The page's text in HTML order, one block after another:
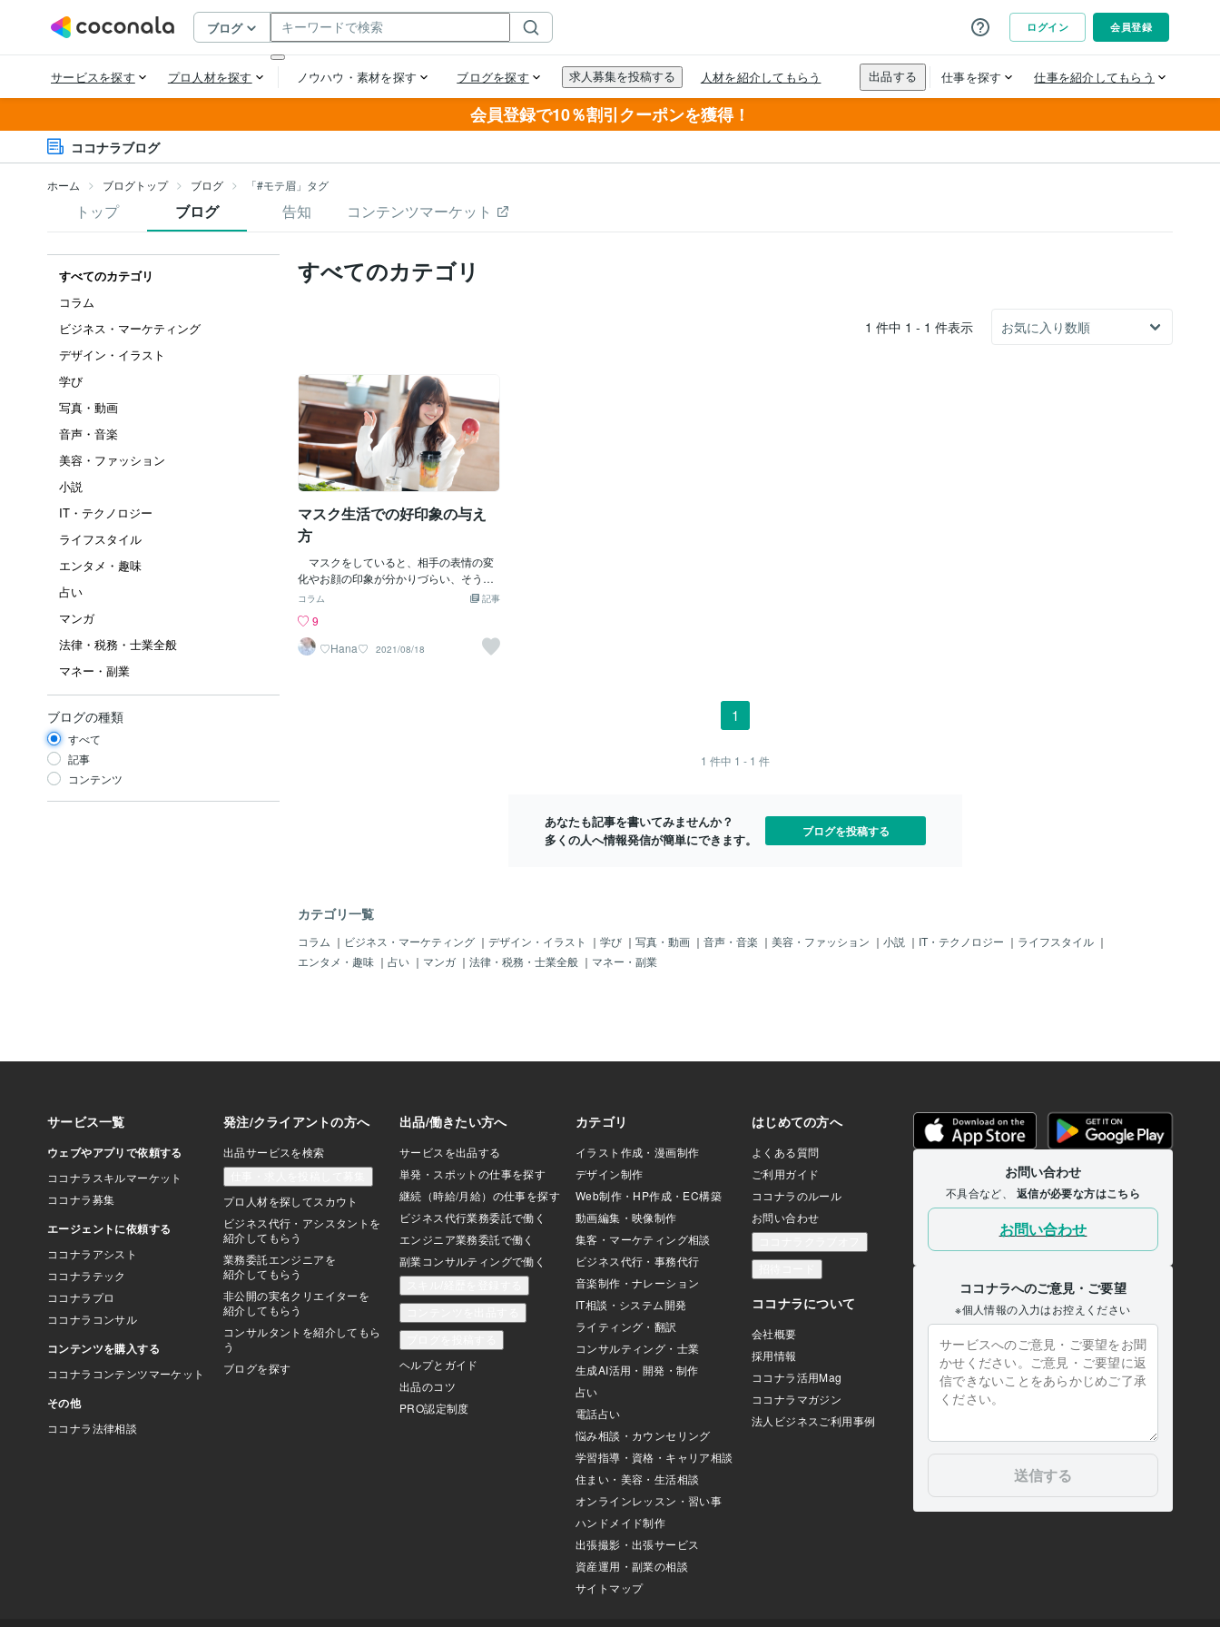
会員登録で10％割引クーポンを獲得！
ココナラブログ
ホーム ブログトップ ブログ 「#モテ眉」タグ
トップ ブログ 告知 コンテンツマーケット
すべてのカテゴリ
コラム
ビジネス・マーケティング
デザイン・イラスト
学び
写真・動画
音声・音楽
美容・ファッション
小説
IT・テクノロジー
ライフスタイル
エンタメ・趣味
占い
マンガ
法律・税務・士業全般
マネー・副業
ブログの種類
すべて
記事
コンテンツ
すべてのカテゴリ
1 件中 1 - 1 件表示
マスク生活での好印象の与え
方
マスクをしていると、相手の表情の変
化やお顔の印象が分かりづらい、そう感
じたことはありませんか？マスクをして
情が表れやすい口元も見えなくなってし
まいます。逆に、マスクを外すと「あ
れ、何だか想像していたイメージと違
ラルでもしっかりメイクをされた整った
印象を演出できます。 眉を書くことに
苦手意識のある方も多いと思うのです
が、実際私もそうでした。流行りの眉に
挑戦してみたけど、何だかうまくいかな
けたらと思っています。 太さ×長さ×濃
さ×曲線×色…など一口に眉と言っても
様々な掛け合わせで自分のなりたいイメ
ージを演出することが出来ます。 「自
分のイメージする眉を描けるようになり
記事
コラム
9
♡Hana♡
2021/08/18
1
1 件中 1 - 1 件
あなたも記事を書いてみませんか？
多くの人へ情報発信が簡単にできます。
ブログを投稿する
カテゴリ一覧
コラム ｜ ビジネス・マーケティング ｜ デザイン・イラスト ｜ 学び ｜ 写真・動画 ｜ 音声・音楽 ｜ 美容・ファッション ｜ 小説 ｜ IT・テクノロジー ｜ ライフスタイル ｜
エンタメ・趣味 ｜ 占い ｜ マンガ ｜ 法律・税務・士業全般 ｜ マネー・副業